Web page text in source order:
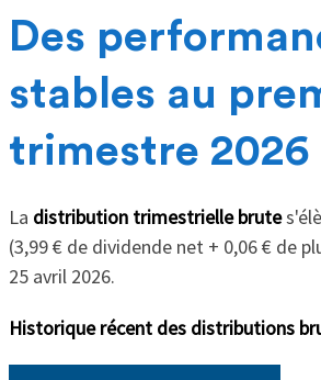
Des
stables au
trimestre 2026
La distribution trimestrielle brute
(3,99 € de dividende net + 0,06 € de
25 avril 2026.
Historique récent des distributions